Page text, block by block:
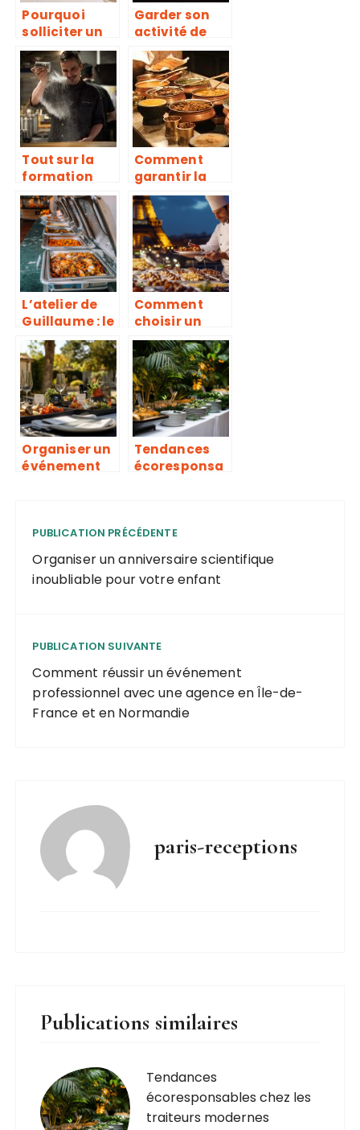
Pourquoi
solliciter un
traiteur?
Garder son
activité de
restaurateur
pendant le
COVID-19
Tout sur la
formation
pour les
professionnel
s de la
restauration
Comment
garantir la
réussite d’un
buffet
professionnel
?
L’atelier de
Guillaume : le
traiteur
incontournab
le pour vos
evenements
a Colmar et
Sainte Marie-
aux- Mines
Comment
choisir un
traiteur pour
entreprises à
Paris pour un
événement
réussi ?
Organiser un
événement
plateaux
personnalisé
Tendances
écoresponsa
PUBLICATION PRÉCÉDENTE
Organiser un anniversaire scientifique
inoubliable pour votre enfant
PUBLICATION SUIVANTE
Comment réussir un événement
professionnel avec une agence en Île-de-
France et en Normandie
paris-receptions
Publications similaires
Tendances
écoresponsables chez les
traiteurs modernes